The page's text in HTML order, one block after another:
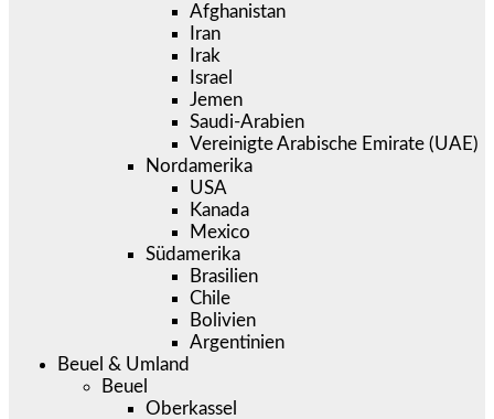
Afghanistan
Iran
Irak
Israel
Jemen
Saudi-Arabien
Vereinigte Arabische Emirate (UAE)
Nordamerika
USA
Kanada
Mexico
Südamerika
Brasilien
Chile
Bolivien
Argentinien
Beuel & Umland
Beuel
Oberkassel